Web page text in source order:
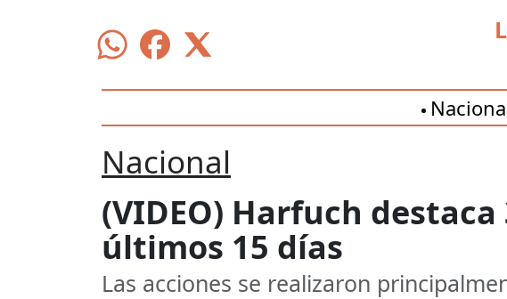
Nacional
(VIDEO) Harfuch
últimos 15 días
Las acciones se realizaron